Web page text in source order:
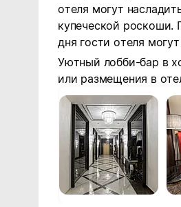
отеля могут
купеческой роскоши.
дня гости отеля
Уютный лобби-бар в
или размещения в